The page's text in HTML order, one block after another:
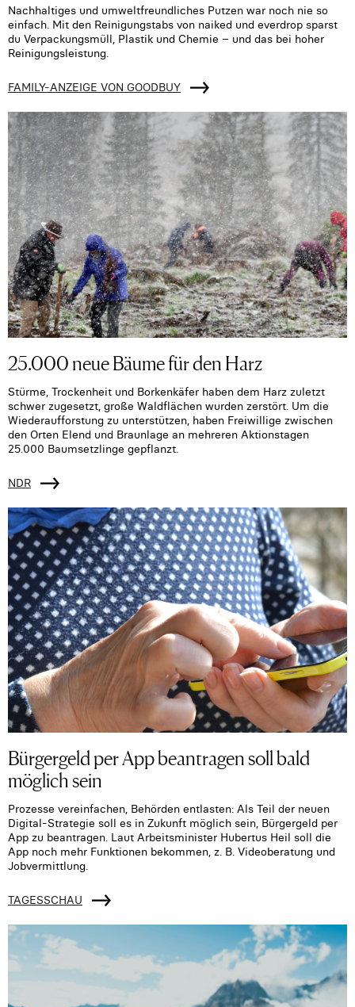
Nachhaltiges und umweltfreundliches Putzen war noch nie so
einfach. Mit den Reinigungstabs von naiked und everdrop sparst
du Verpackungsmüll, Plastik und Chemie – und das bei hoher
Reinigungsleistung.
FAMILY-ANZEIGE VON GOODBUY
25.000 neue Bäume für den Harz
Stürme, Trockenheit und Borkenkäfer haben dem Harz zuletzt
schwer zugesetzt, große Waldflächen wurden zerstört. Um die
Wiederaufforstung zu unterstützen, haben Freiwillige zwischen
den Orten Elend und Braunlage an mehreren Aktionstagen
25.000 Baumsetzlinge gepflanzt.
NDR
Bürgergeld per App beantragen soll bald
möglich sein
Prozesse vereinfachen, Behörden entlasten: Als Teil der neuen
Digital-Strategie soll es in Zukunft möglich sein, Bürgergeld per
App zu beantragen. Laut Arbeitsminister Hubertus Heil soll die
App noch mehr Funktionen bekommen, z. B. Videoberatung und
Jobvermittlung.
TAGESSCHAU